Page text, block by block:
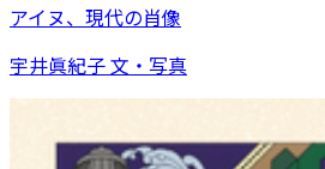
アイヌ、現代の肖像
宇井眞紀子 文・写真